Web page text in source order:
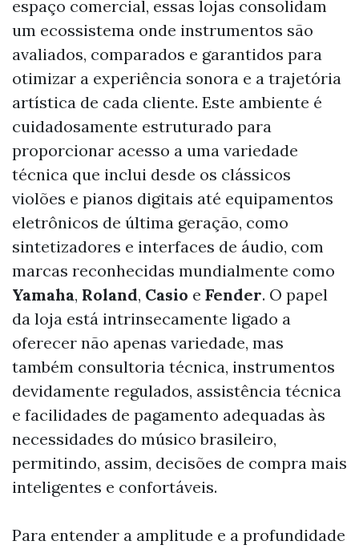
espaço comercial, essas lojas consolidam
um ecossistema onde instrumentos são
avaliados, comparados e garantidos para
otimizar a experiência sonora e a trajetória
artística de cada cliente. Este ambiente é
cuidadosamente estruturado para
proporcionar acesso a uma variedade
técnica que inclui desde os clássicos
violões e pianos digitais até equipamentos
eletrônicos de última geração, como
sintetizadores e interfaces de áudio, com
marcas reconhecidas mundialmente como
Yamaha, Roland, Casio e Fender. O papel
da loja está intrinsecamente ligado a
oferecer não apenas variedade, mas
também consultoria técnica, instrumentos
devidamente regulados, assistência técnica
e facilidades de pagamento adequadas às
necessidades do músico brasileiro,
permitindo, assim, decisões de compra mais
inteligentes e confortáveis.
Para entender a amplitude e a profundidade